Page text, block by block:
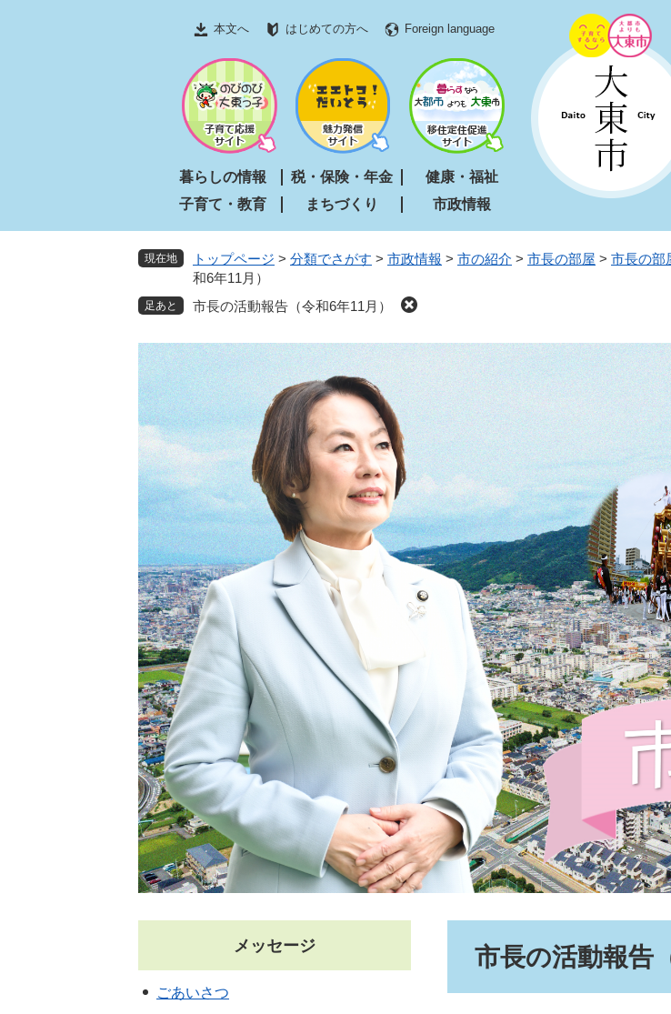
文
本文へ はじめての方へ Foreign language
暮らしの情報 税・保険・年金
健康・福祉
子育て・教育
まちづくり 市政情報
現在地 トップページ > 分類でさがす > 市政情報 > 市の紹介 > 市長の部屋 > 市長の部
和6年11月）
市長の活動報告（令和6年11月）
市長の活動報告
メッセージ
ごあいさつ